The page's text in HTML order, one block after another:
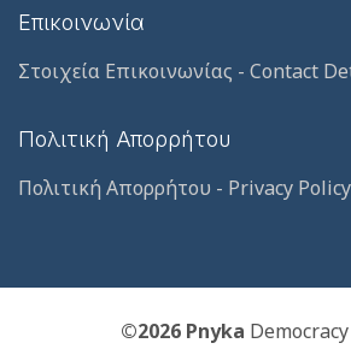
Επικοινωνία
Στοιχεία Επικοινωνίας - Contact
Πολιτική Απορρήτου
Πολιτική Απορρήτου - Privacy Policy
©2026 Pnyka